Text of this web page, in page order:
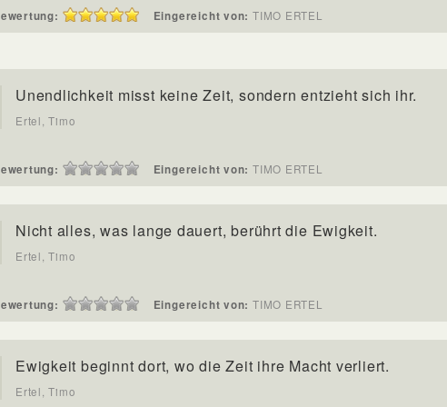
Eingereicht von: TIMO ERTEL
Unendlichkeit misst keine Zeit, sondern entzieht sich ihr.
Ertel, Timo
Eingereicht von: TIMO ERTEL
Nicht alles, was lange dauert, berührt die Ewigkeit.
Ertel, Timo
Eingereicht von: TIMO ERTEL
Ewigkeit beginnt dort, wo die Zeit ihre Macht verliert.
Ertel, Timo